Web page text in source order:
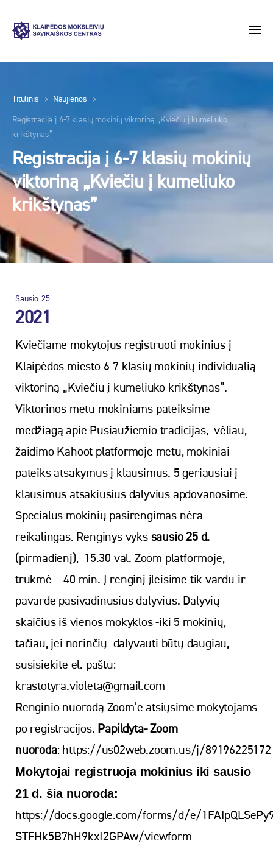
Titulinis Naujienos
Registracija į 6-7 klasių mokinių viktoriną „Kviečiu į kumeliuko
krikštynas”
Registracija į 6-7 klasių mokinių
viktoriną „Kviečiu į kumeliuko
krikštynas”
Sausio 25
2021
Kviečiame mokytojus registruoti mokinius į
Klaipėdos miesto 6-7 klasių mokinių individualią
viktoriną „Kviečiu į kumeliuko krikštynas”.
Viktorinos metu mokiniams pateiksime
medžiagą apie Pusiaužiemio tradicijas, vėliau,
žaidimo Kahoot platformoje metu, mokiniai
pateiks atsakymus į klausimus. 5 geriausiai į
klausimus atsakiusius dalyvius apdovanosime.
Specialus mokinių pasirengimas nėra
reikalingas. Renginys vyks sausio 25 d.
(pirmadienį), 15.30 val. Zoom platformoje,
trukmė – 40 min. Į renginį įleisime tik vardu ir
pavarde pasivadinusius dalyvius. Dalyvių
skaičius iš vienos mokyklos -iki 5 mokinių,
tačiau, jei norinčių dalyvauti būtų daugiau,
susisiekite el. paštu:
krastotyra.violeta@gmail.com
Renginio nuorodą Zoom’e atsiųsime mokytojams
po registracijos. Papildyta- Zoom
nuoroda: https://us02web.zoom.us/j/89196225172
Mokytojai registruoja mokinius iki sausio
21 d. šia nuoroda:
https://docs.google.com/forms/d/e/
STFHk5B7hH9kxI2GPAw/viewform